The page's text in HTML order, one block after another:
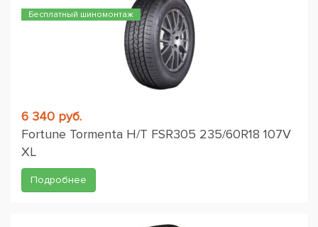
Бесплатный шиномонтаж
6 340 руб.
Fortune Tormenta H/T FSR305 235/60R18 107V
XL
Подробнее